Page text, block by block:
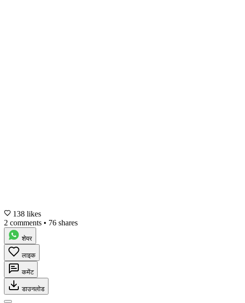
138 likes
2 comments • 76 shares
शेयर
लाइक
कमेंट
डाउनलोड